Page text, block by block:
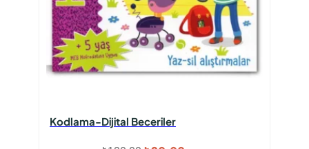
Kodlama-Dijital Beceriler